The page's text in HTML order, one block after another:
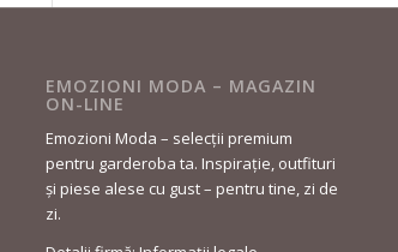
EMOZIONI MODA – MAGAZIN
ON-LINE
Emozioni Moda – selecții premium
pentru garderoba ta. Inspirație, outfituri
și piese alese cu gust – pentru tine, zi de
zi.